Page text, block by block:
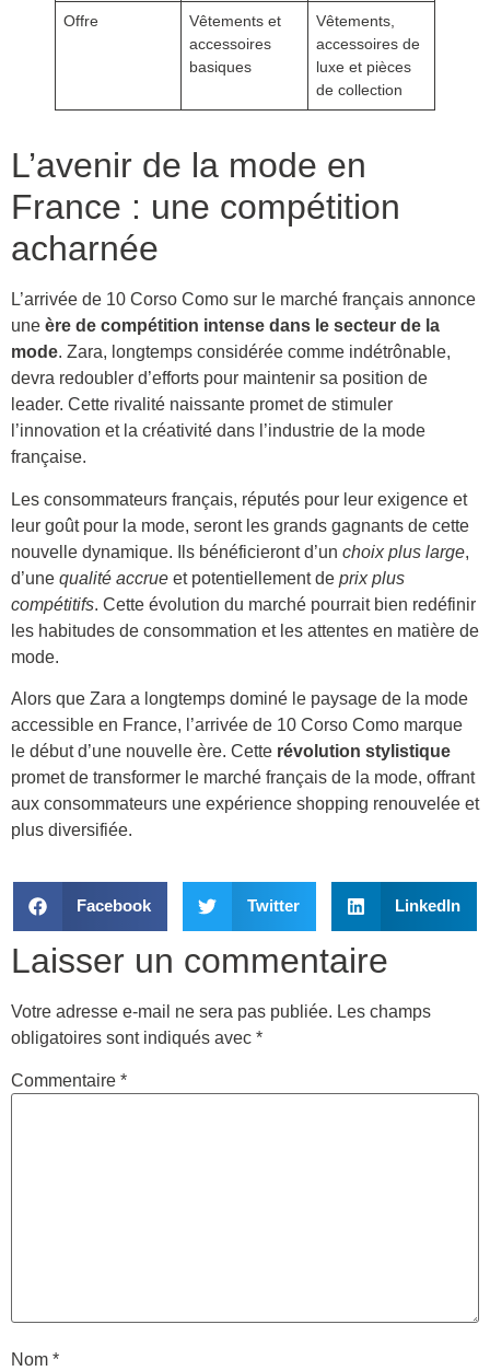
Offre
Vêtements et
accessoires
basiques
Vêtements,
accessoires de
luxe et pièces
de collection
L’avenir de la mode en
France : une compétition
acharnée
L’arrivée de 10 Corso Como sur le marché français annonce
une ère de compétition intense dans le secteur de la
mode. Zara, longtemps considérée comme indétrônable,
devra redoubler d’efforts pour maintenir sa position de
leader. Cette rivalité naissante promet de stimuler
l’innovation et la créativité dans l’industrie de la mode
française.
Les consommateurs français, réputés pour leur exigence et
leur goût pour la mode, seront les grands gagnants de cette
nouvelle dynamique. Ils bénéficieront d’un choix plus large,
d’une qualité accrue et potentiellement de prix plus
compétitifs. Cette évolution du marché pourrait bien redéfinir
les habitudes de consommation et les attentes en matière de
mode.
Alors que Zara a longtemps dominé le paysage de la mode
accessible en France, l’arrivée de 10 Corso Como marque
le début d’une nouvelle ère. Cette révolution stylistique
promet de transformer le marché français de la mode, offrant
aux consommateurs une expérience shopping renouvelée et
plus diversifiée.
Facebook Twitter LinkedIn
Laisser un commentaire
Votre adresse e-mail ne sera pas publiée. Les champs
obligatoires sont indiqués avec *
Commentaire *
Nom *